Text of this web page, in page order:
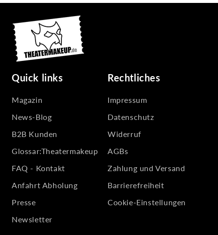
Quick links
Magazin
News-Blog
B2B Kunden
Glossar:Theatermakeup
FAQ - Kontakt
Anfahrt Abholung
Presse
Newsletter
Rechtliches
Impressum
Datenschutz
Widerruf
AGBs
Zahlung und Versand
Barrierefreiheit
Cookie-Einstellungen